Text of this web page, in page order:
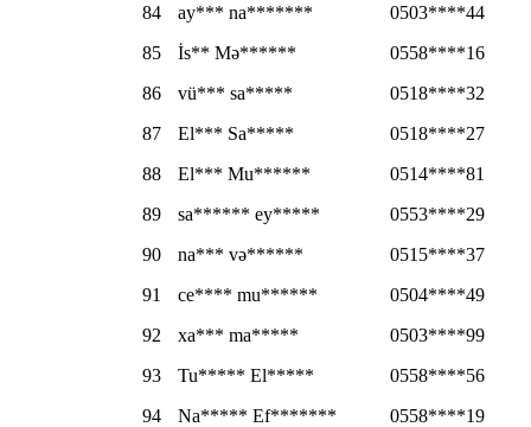
84
ay*** na*******
0503****44
85
İs** Mə******
0558****16
86
vü*** sa*****
0518****32
87
El*** Sa*****
0518****27
88
El*** Mu******
0514****81
89
sa****** ey*****
0553****29
90
na*** və******
0515****37
91
ce**** mu******
0504****49
92
xa*** ma*****
0503****99
93
Tu***** El*****
0558****56
94
Na***** Ef*******
0558****19